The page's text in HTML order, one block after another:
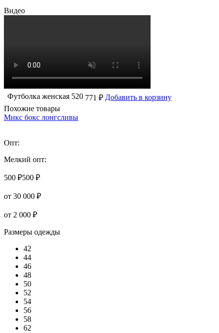
Видео
Футболка женская 520 771 ₽ Добавить в корзину
Похожие товары
Микс бокс лонгсливы
Опт:
Мелкий опт:
500 ₽500 ₽
от 30 000 ₽
от 2 000 ₽
Размеры одежды
42
44
46
48
50
52
54
56
58
62